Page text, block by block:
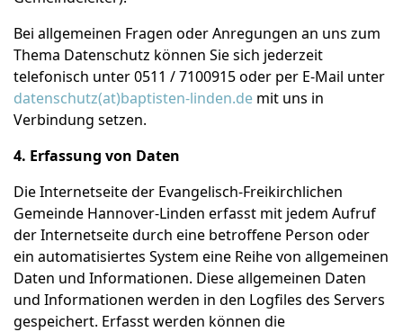
Bei allgemeinen Fragen oder Anregungen an uns zum
Thema Datenschutz können Sie sich jederzeit
telefonisch unter 0511 / 7100915 oder per E-Mail unter
datenschutz(at)baptisten-linden.de mit uns in
Verbindung setzen.
4. Erfassung von Daten
Die Internetseite der Evangelisch-Freikirchlichen
Gemeinde Hannover-Linden erfasst mit jedem Aufruf
der Internetseite durch eine betroffene Person oder
ein automatisiertes System eine Reihe von allgemeinen
Daten und Informationen. Diese allgemeinen Daten
und Informationen werden in den Logfiles des Servers
gespeichert. Erfasst werden können die